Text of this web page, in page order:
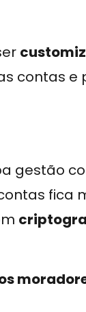
contas e
gestão
fica